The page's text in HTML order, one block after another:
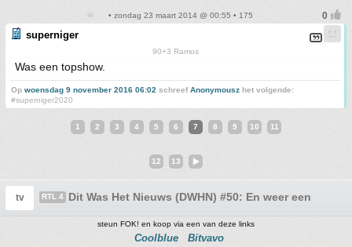
• zondag 23 maart 2014 @ 00:55 • 175
superniger
90+3 Ramos
Was een topshow.
Op woensdag 9 november 2016 06:02 schreefAnonymousz het volgende:
#superniger2020
1 2 3 4 5 6 7 8 9 10 11
12 13
tv RTL 4 Dit Was Het Nieuws (DWHN) #50: En weer een nieuw
steun FOK! en koop via een van deze links
Coolblue Bitvavo